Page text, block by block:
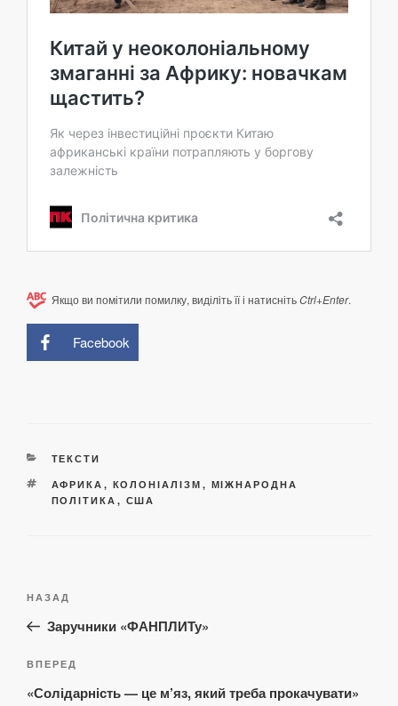
Якщо ви помітили помилку, виділіть її і натиснітьCtrl+Enter.
Facebook
КАТЕГОРІЇ
ТЕКСТИ
ПОЗНАЧКИ
АФРИКА , КОЛОНІАЛІЗМ , МІЖНАРОДНА
ПОЛІТИКА , США
записів
Попередній
запис:
НАЗАД
Заручники «ФАНПЛИТу»
Наступний
запис
ВПЕРЕД
«Солідарність — це м’яз, який треба прокачувати»